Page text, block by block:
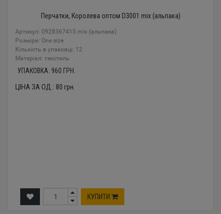
Перчатки, Королева оптом D3001 mix (альпака)
Артикул: 0928367415 mix (альпака)
Розміри: One size
Кількість в упаковці: 12
Mатеріал: текстиль
УПАКОВКА: 960 ГРН.
ЦІНА ЗА ОД.: 80 грн.
КУПИТИ